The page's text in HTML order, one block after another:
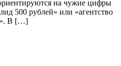
на чужие цифры
500 рублей» или «агентство
В […]